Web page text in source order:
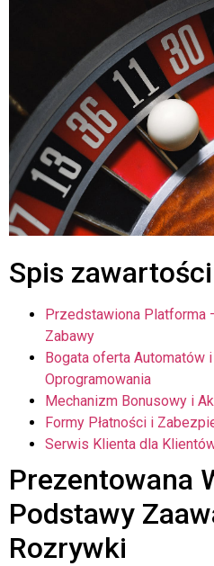
Spis zawartości
Przedstawiona Platforma
Zabawy
Bogata oferta Automatów
Oprogramowania
Mechanizm Bonusowy i
Formy Płatności i
Serwis Klienta dla
Prezentowana
Podstawy
Rozrywki